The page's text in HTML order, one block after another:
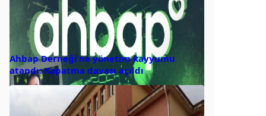
Ahbap Derneği’ne yönetim kayyumu
atandı: Kapatma davası açıldı